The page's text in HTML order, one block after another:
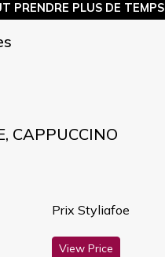
PRENDRE PLUS DE TEMPS
CAPPUCCINO
Prix Styliafoe
View Price